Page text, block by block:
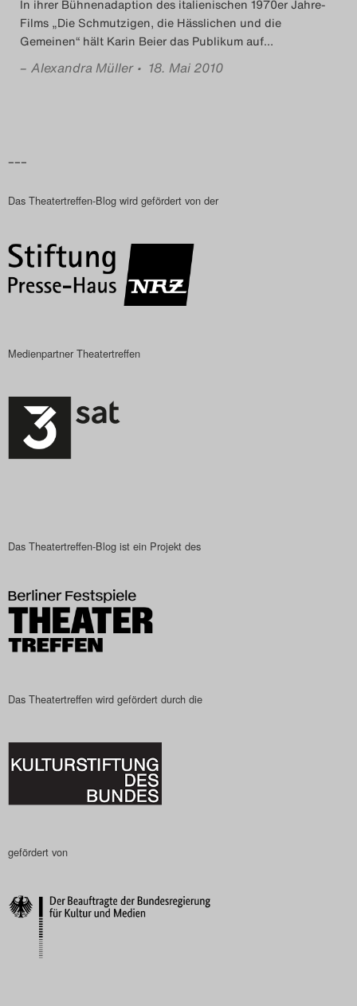
Das Theatertreffen-Blog
2024
Das Theatertreffen-Blog
Archiv
Impressum
Nutzungsbedingungen
In ihrer Bühnenadaption des italienischen 1970er Jahre-
Films „Die Schmutzigen, die Hässlichen und die
Gemeinen“ hält Karin Beier das Publikum auf…
– Alexandra Müller • 18. Mai 2010
–––
Das Theatertreffen-Blog wird gefördert von der
Medienpartner Theatertreffen
Das Theatertreffen-Blog ist ein Projekt des
Das Theatertreffen wird gefördert durch die
gefördert von